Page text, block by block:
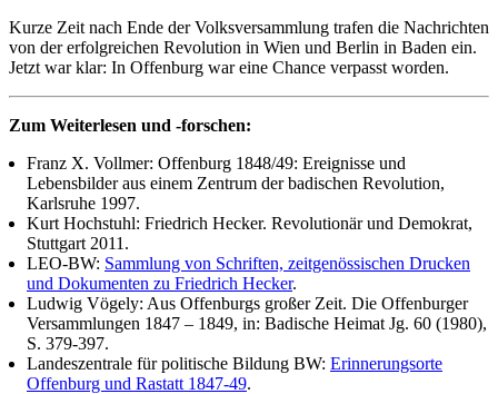
Kurze Zeit nach Ende der Volksversammlung trafen die Nachrichten
von der erfolgreichen Revolution in Wien und Berlin in Baden ein.
Jetzt war klar: In Offenburg war eine Chance verpasst worden.
Zum Weiterlesen und -forschen:
Franz X. Vollmer: Offenburg 1848/49: Ereignisse und
Lebensbilder aus einem Zentrum der badischen Revolution,
Karlsruhe 1997.
Kurt Hochstuhl: Friedrich Hecker. Revolutionär und Demokrat,
Stuttgart 2011.
LEO-BW: Sammlung von Schriften, zeitgenössischen Drucken
und Dokumenten zu Friedrich Hecker.
Ludwig Vögely: Aus Offenburgs großer Zeit. Die Offenburger
Versammlungen 1847 – 1849, in: Badische Heimat Jg. 60 (1980),
S. 379-397.
Landeszentrale für politische Bildung BW: Erinnerungsorte
Offenburg und Rastatt 1847-49.